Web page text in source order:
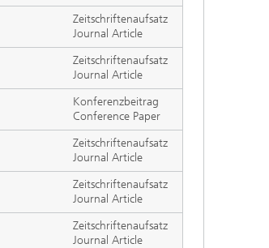
Zeitschriftenaufsatz
Journal Article
Zeitschriftenaufsatz
Journal Article
Konferenzbeitrag
Conference Paper
Zeitschriftenaufsatz
Journal Article
Zeitschriftenaufsatz
Journal Article
Zeitschriftenaufsatz
Journal Article